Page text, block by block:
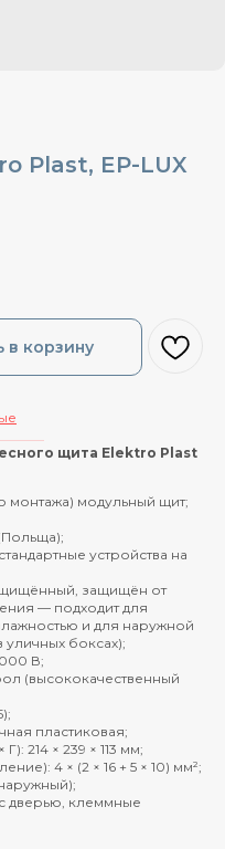
Plast, EP-LUX
в корзину
щита Elektro Plast
монтажа) модульный щит;
устройства на
защищён от
— подходит для
и для наружной
уличных боксах);
В;
(высококачественный
пластиковая;
214 × 239 × 113 мм;
4 × (2 × 16 + 5 × 10) мм²;
дверью, клеммные